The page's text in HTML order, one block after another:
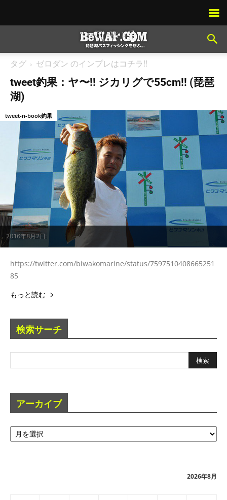
タグ ゼロダン のインプレはコチラ!!
tweet釣果：ヤ〜!! ジカリグで55cm!! (琵琶
湖)
2016年8月2日
tweet-n-book釣果
https://twitter.com/biwakomarine/status/7597510408665251
85
もっと読む
検索サーチ
アーカイブ
ア
ー
2026年8月